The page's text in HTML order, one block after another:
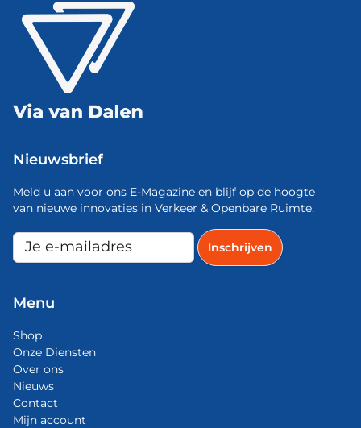
Nieuwsbrief
Meld u aan voor ons E-Magazine en blijf op de hoogte
van nieuwe innovaties in Verkeer & Openbare Ruimte.
Menu
Shop
Onze Diensten
Over ons
Nieuws
Contact
Mijn account